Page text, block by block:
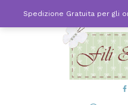
Spedizione Gratuita per gli